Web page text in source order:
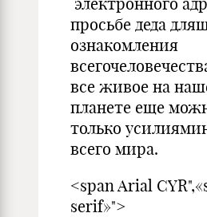
просьбе деда
ознакомления
все живое на
планете еще
только
всего мира.
<span Arial
serif»">